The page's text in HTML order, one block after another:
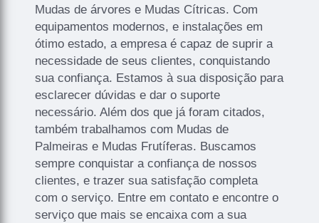
Mudas de árvores e Mudas Cítricas. Com
equipamentos modernos, e instalações em
ótimo estado, a empresa é capaz de suprir a
necessidade de seus clientes, conquistando
sua confiança. Estamos à sua disposição para
esclarecer dúvidas e dar o suporte
necessário. Além dos que já foram citados,
também trabalhamos com Mudas de
Palmeiras e Mudas Frutíferas. Buscamos
sempre conquistar a confiança de nossos
clientes, e trazer sua satisfação completa
com o serviço. Entre em contato e encontre o
serviço que mais se encaixa com a sua